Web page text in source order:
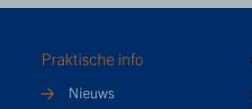
Praktische info
Nieuws